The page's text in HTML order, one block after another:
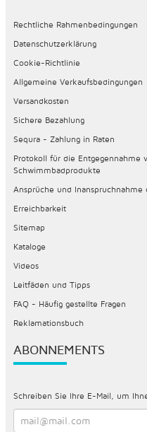
Rechtliche Rahmenbedingungen
Datenschutzerklärung
Cookie-Richtlinie
Allgemeine Verkaufsbedingungen
Versandkosten
Sichere Bezahlung
Sequra - Zahlung in Raten
Protokoll für die Entgegennahme
Schwimmbadprodukte
Ansprüche und Inanspruchnahme
Erreichbarkeit
Sitemap
Kataloge
Videos
Leitfäden und Tipps
FAQ - Häufig gestellte Fragen
Reklamationsbuch
ABONNEMENTS
Schreiben Sie Ihre E-Mail, um